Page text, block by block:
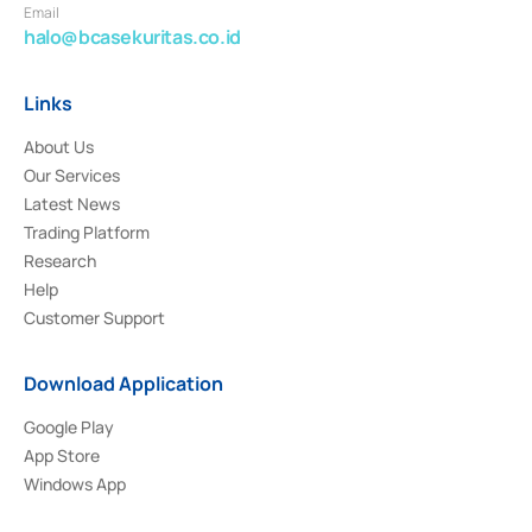
Email
halo@bcasekuritas.co.id
Links
About Us
Our Services
Latest News
Trading Platform
Research
Help
Customer Support
Download Application
Google Play
App Store
Windows App